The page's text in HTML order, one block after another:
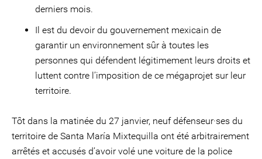
derniers mois.
Il est du devoir du gouvernement mexicain de
garantir un environnement sûr à toutes les
personnes qui défendent légitimement leurs droits et
luttent contre l’imposition de ce mégaprojet sur leur
territoire.
Tôt dans la matinée du 27 janvier, neuf défenseur·ses du
territoire de Santa María Mixtequilla ont été arbitrairement
arrêtés et accusés d’avoir volé une voiture de la police